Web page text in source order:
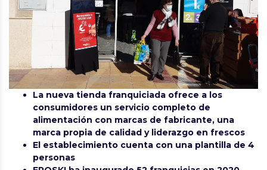
La nueva tienda franquiciada ofrece a los
consumidores un servicio completo de
alimentación con marcas de fabricante, una
marca propia de calidad y liderazgo en frescos
El establecimiento cuenta con una plantilla de 4
personas